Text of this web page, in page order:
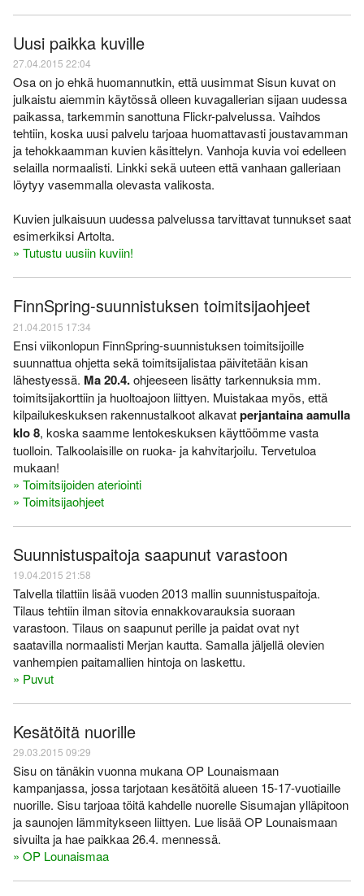
Uusi paikka kuville
27.04.2015 22:04
Osa on jo ehkä huomannutkin, että uusimmat Sisun kuvat on
julkaistu aiemmin käytössä olleen kuvagallerian sijaan uudessa
paikassa, tarkemmin sanottuna Flickr-palvelussa. Vaihdos
tehtiin, koska uusi palvelu tarjoaa huomattavasti joustavamman
ja tehokkaamman kuvien käsittelyn. Vanhoja kuvia voi edelleen
selailla normaalisti. Linkki sekä uuteen että vanhaan galleriaan
löytyy vasemmalla olevasta valikosta.
Kuvien julkaisuun uudessa palvelussa tarvittavat tunnukset saat
esimerkiksi Artolta.
» Tutustu uusiin kuviin!
FinnSpring-suunnistuksen toimitsijaohjeet
21.04.2015 17:34
Ensi viikonlopun FinnSpring-suunnistuksen toimitsijoille
suunnattua ohjetta sekä toimitsijalistaa päivitetään kisan
lähestyessä. Ma 20.4.ohjeeseen lisätty tarkennuksia mm.
toimitsijakorttiin ja huoltoajoon liittyen. Muistakaa myös, että
kilpailukeskuksen rakennustalkoot alkavatperjantaina aamulla
klo 8, koska saamme lentokeskuksen käyttöömme vasta
tuolloin. Talkoolaisille on ruoka- ja kahvitarjoilu. Tervetuloa
mukaan!
» Toimitsijoiden ateriointi
» Toimitsijaohjeet
Suunnistuspaitoja saapunut varastoon
19.04.2015 21:58
Talvella tilattiin lisää vuoden 2013 mallin suunnistuspaitoja.
Tilaus tehtiin ilman sitovia ennakkovarauksia suoraan
varastoon. Tilaus on saapunut perille ja paidat ovat nyt
saatavilla normaalisti Merjan kautta. Samalla jäljellä olevien
vanhempien paitamallien hintoja on laskettu.
» Puvut
Kesätöitä nuorille
29.03.2015 09:29
Sisu on tänäkin vuonna mukana OP Lounaismaan
kampanjassa, jossa tarjotaan kesätöitä alueen 15-17-vuotiaille
nuorille. Sisu tarjoaa töitä kahdelle nuorelle Sisumajan ylläpitoon
ja saunojen lämmitykseen liittyen. Lue lisää OP Lounaismaan
sivuilta ja hae paikkaa 26.4. mennessä.
» OP Lounaismaa